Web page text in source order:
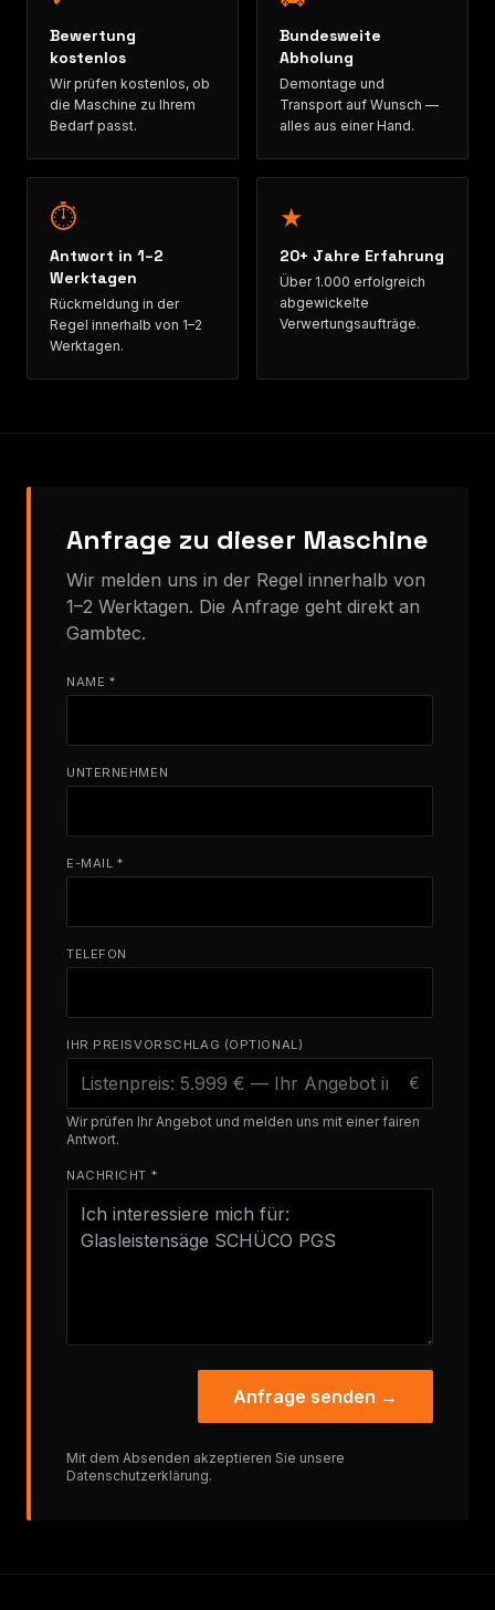
Bewertung
kostenlos
Wir prüfen kostenlos, ob
die Maschine zu Ihrem
Bedarf passt.
Bundesweite
Abholung
Demontage und
Transport auf Wunsch —
alles aus einer Hand.
⏱
Antwort in 1–2
Werktagen
Rückmeldung in der
Regel innerhalb von 1–2
Werktagen.
★
20+ Jahre Erfahrung
Über 1.000 erfolgreich
abgewickelte
Verwertungsaufträge.
Anfrage zu dieser Maschine
Wir melden uns in der Regel innerhalb von
1–2 Werktagen. Die Anfrage geht direkt an
Gambtec.
NAME *
UNTERNEHMEN
E-MAIL *
TELEFON
IHR PREISVORSCHLAG (OPTIONAL)
€
Wir prüfen Ihr Angebot und melden uns mit einer fairen
Antwort.
NACHRICHT *
Anfrage senden →
Mit dem Absenden akzeptieren Sie unsere
Datenschutzerklärung.